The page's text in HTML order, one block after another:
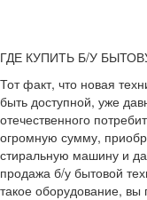
ГДЕ КУПИТЬ Б/У
Тот факт, что новая
быть доступной, уже
отечественного
огромную сумму,
стиральную машину и
продажа б/у бытовой
такое оборудование,